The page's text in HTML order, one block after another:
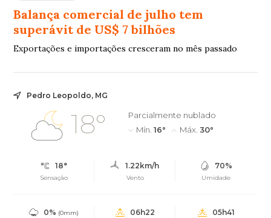
Balança comercial de julho tem
superávit de US$ 7 bilhões
Exportações e importações cresceram no mês passado
Pedro Leopoldo, MG
18°
Parcialmente nublado
Mín. 16° Máx. 30°
18°
Sensação
1.22km/h
Vento
70%
Umidade
0% (0mm)
06h22 05h41